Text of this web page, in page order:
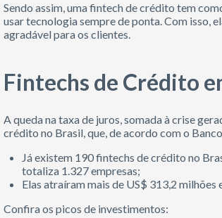
Sendo assim, uma fintech de crédito tem
usar tecnologia sempre de ponta. Com isso,
agradável para os clientes.
Fintechs de Crédito
A queda na taxa de juros, somada à crise
crédito no Brasil, que, de acordo com o
Já existem 190 fintechs de crédito no
totaliza 1.327 empresas;
Elas atraíram mais de US$ 313,2
Confira os picos de investimentos: